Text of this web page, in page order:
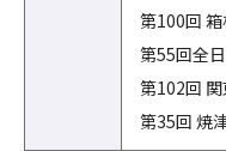
第100回
第55回全
第102回 関
第35回 焼